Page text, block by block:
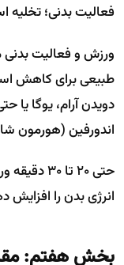
فعالیت بدنی؛ تخلیه
ورزش و فعالیت بدنی
طبیعی برای کاهش
دویدن آرام، یوگا
اندورفین (هورمون
حتی ۲۰ تا
انرژی بدن را افزایش
بخش هفتم: